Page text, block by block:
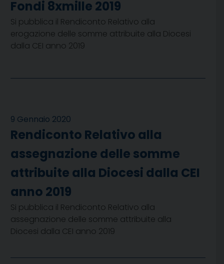
Fondi 8xmille 2019
Si pubblica il Rendiconto Relativo alla
erogazione delle somme attribuite alla Diocesi
dalla CEI anno 2019
9 Gennaio 2020
Rendiconto Relativo alla
assegnazione delle somme
attribuite alla Diocesi dalla CEI
anno 2019
Si pubblica il Rendiconto Relativo alla
assegnazione delle somme attribuite alla
Diocesi dalla CEI anno 2019